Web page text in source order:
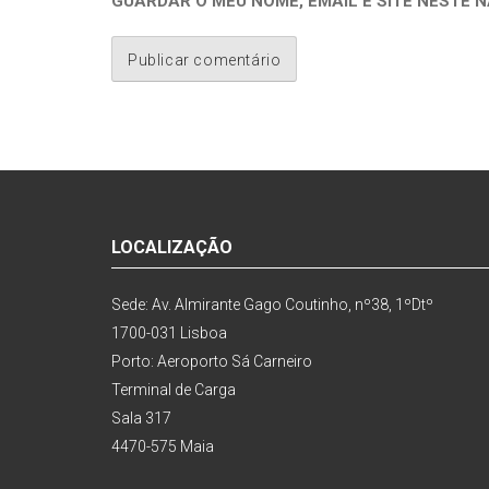
LOCALIZAÇÃO
Sede: Av. Almirante Gago Coutinho, nº38, 1ºDtº
1700-031 Lisboa
Porto: Aeroporto Sá Carneiro
Terminal de Carga
Sala 317
4470-575 Maia